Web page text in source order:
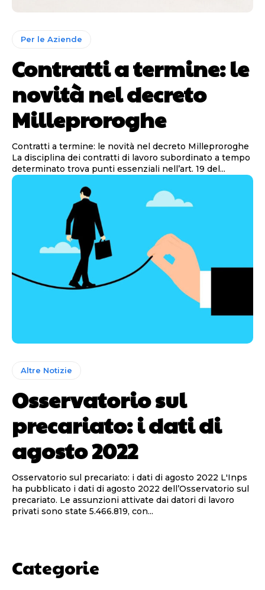
Per le Aziende
Contratti a termine: le
novità nel decreto
Milleproroghe
Contratti a termine: le novità nel decreto Milleproroghe
La disciplina dei contratti di lavoro subordinato a tempo
determinato trova punti essenziali nell’art. 19 del...
Altre Notizie
Osservatorio sul
precariato: i dati di
agosto 2022
Osservatorio sul precariato: i dati di agosto 2022 L'Inps
ha pubblicato i dati di agosto 2022 dell’Osservatorio sul
precariato. Le assunzioni attivate dai datori di lavoro
privati sono state 5.466.819, con...
Categorie